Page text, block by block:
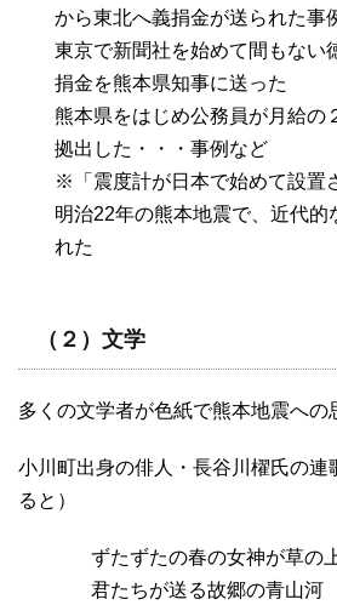
から東北へ義捐金が送られた事
東京で新聞社を始めて間もない
捐金を熊本県知事に送った
熊本県をはじめ公務員が月給の
拠出した・・・事例など
※「震度計が日本で始めて設置
明治22年の熊本地震で、近代的
れた
（２）文学
多くの文学者が色紙で熊本地震への
小川町出身の俳人・長谷川櫂氏の連
ると）
ずたずたの春の女神が草の
君たちが送る故郷の青山河